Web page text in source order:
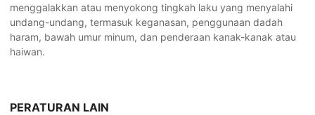
menggalakkan atau menyokong tingkah laku yang menyalahi
undang-undang, termasuk keganasan, penggunaan dadah
haram, bawah umur minum, dan penderaan kanak-kanak atau
haiwan.
PERATURAN LAIN